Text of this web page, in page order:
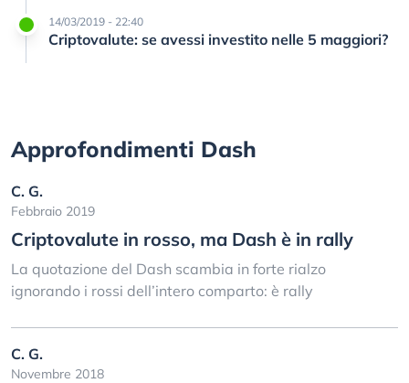
14/03/2019 - 22:40
Criptovalute: se avessi investito nelle 5 maggiori?
Approfondimenti Dash
C. G.
Febbraio 2019
Criptovalute in rosso, ma Dash è in rally
La quotazione del Dash scambia in forte rialzo
ignorando i rossi dell’intero comparto: è rally
C. G.
Novembre 2018